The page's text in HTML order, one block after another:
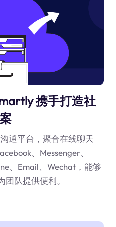
携手打造社
通平台，聚合在线聊天
、Messenger、
、Email、Wechat，能够
队提供便利。